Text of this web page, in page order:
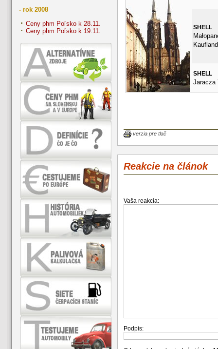
- rok 2008
Ceny phm Poľsko k 28.11.
Ceny phm Poľsko k 19.11.
SHELL
SHELL
Jaracza
verzia pre tlač
Reakcie na článok
Vaša reakcia:
Podpis: